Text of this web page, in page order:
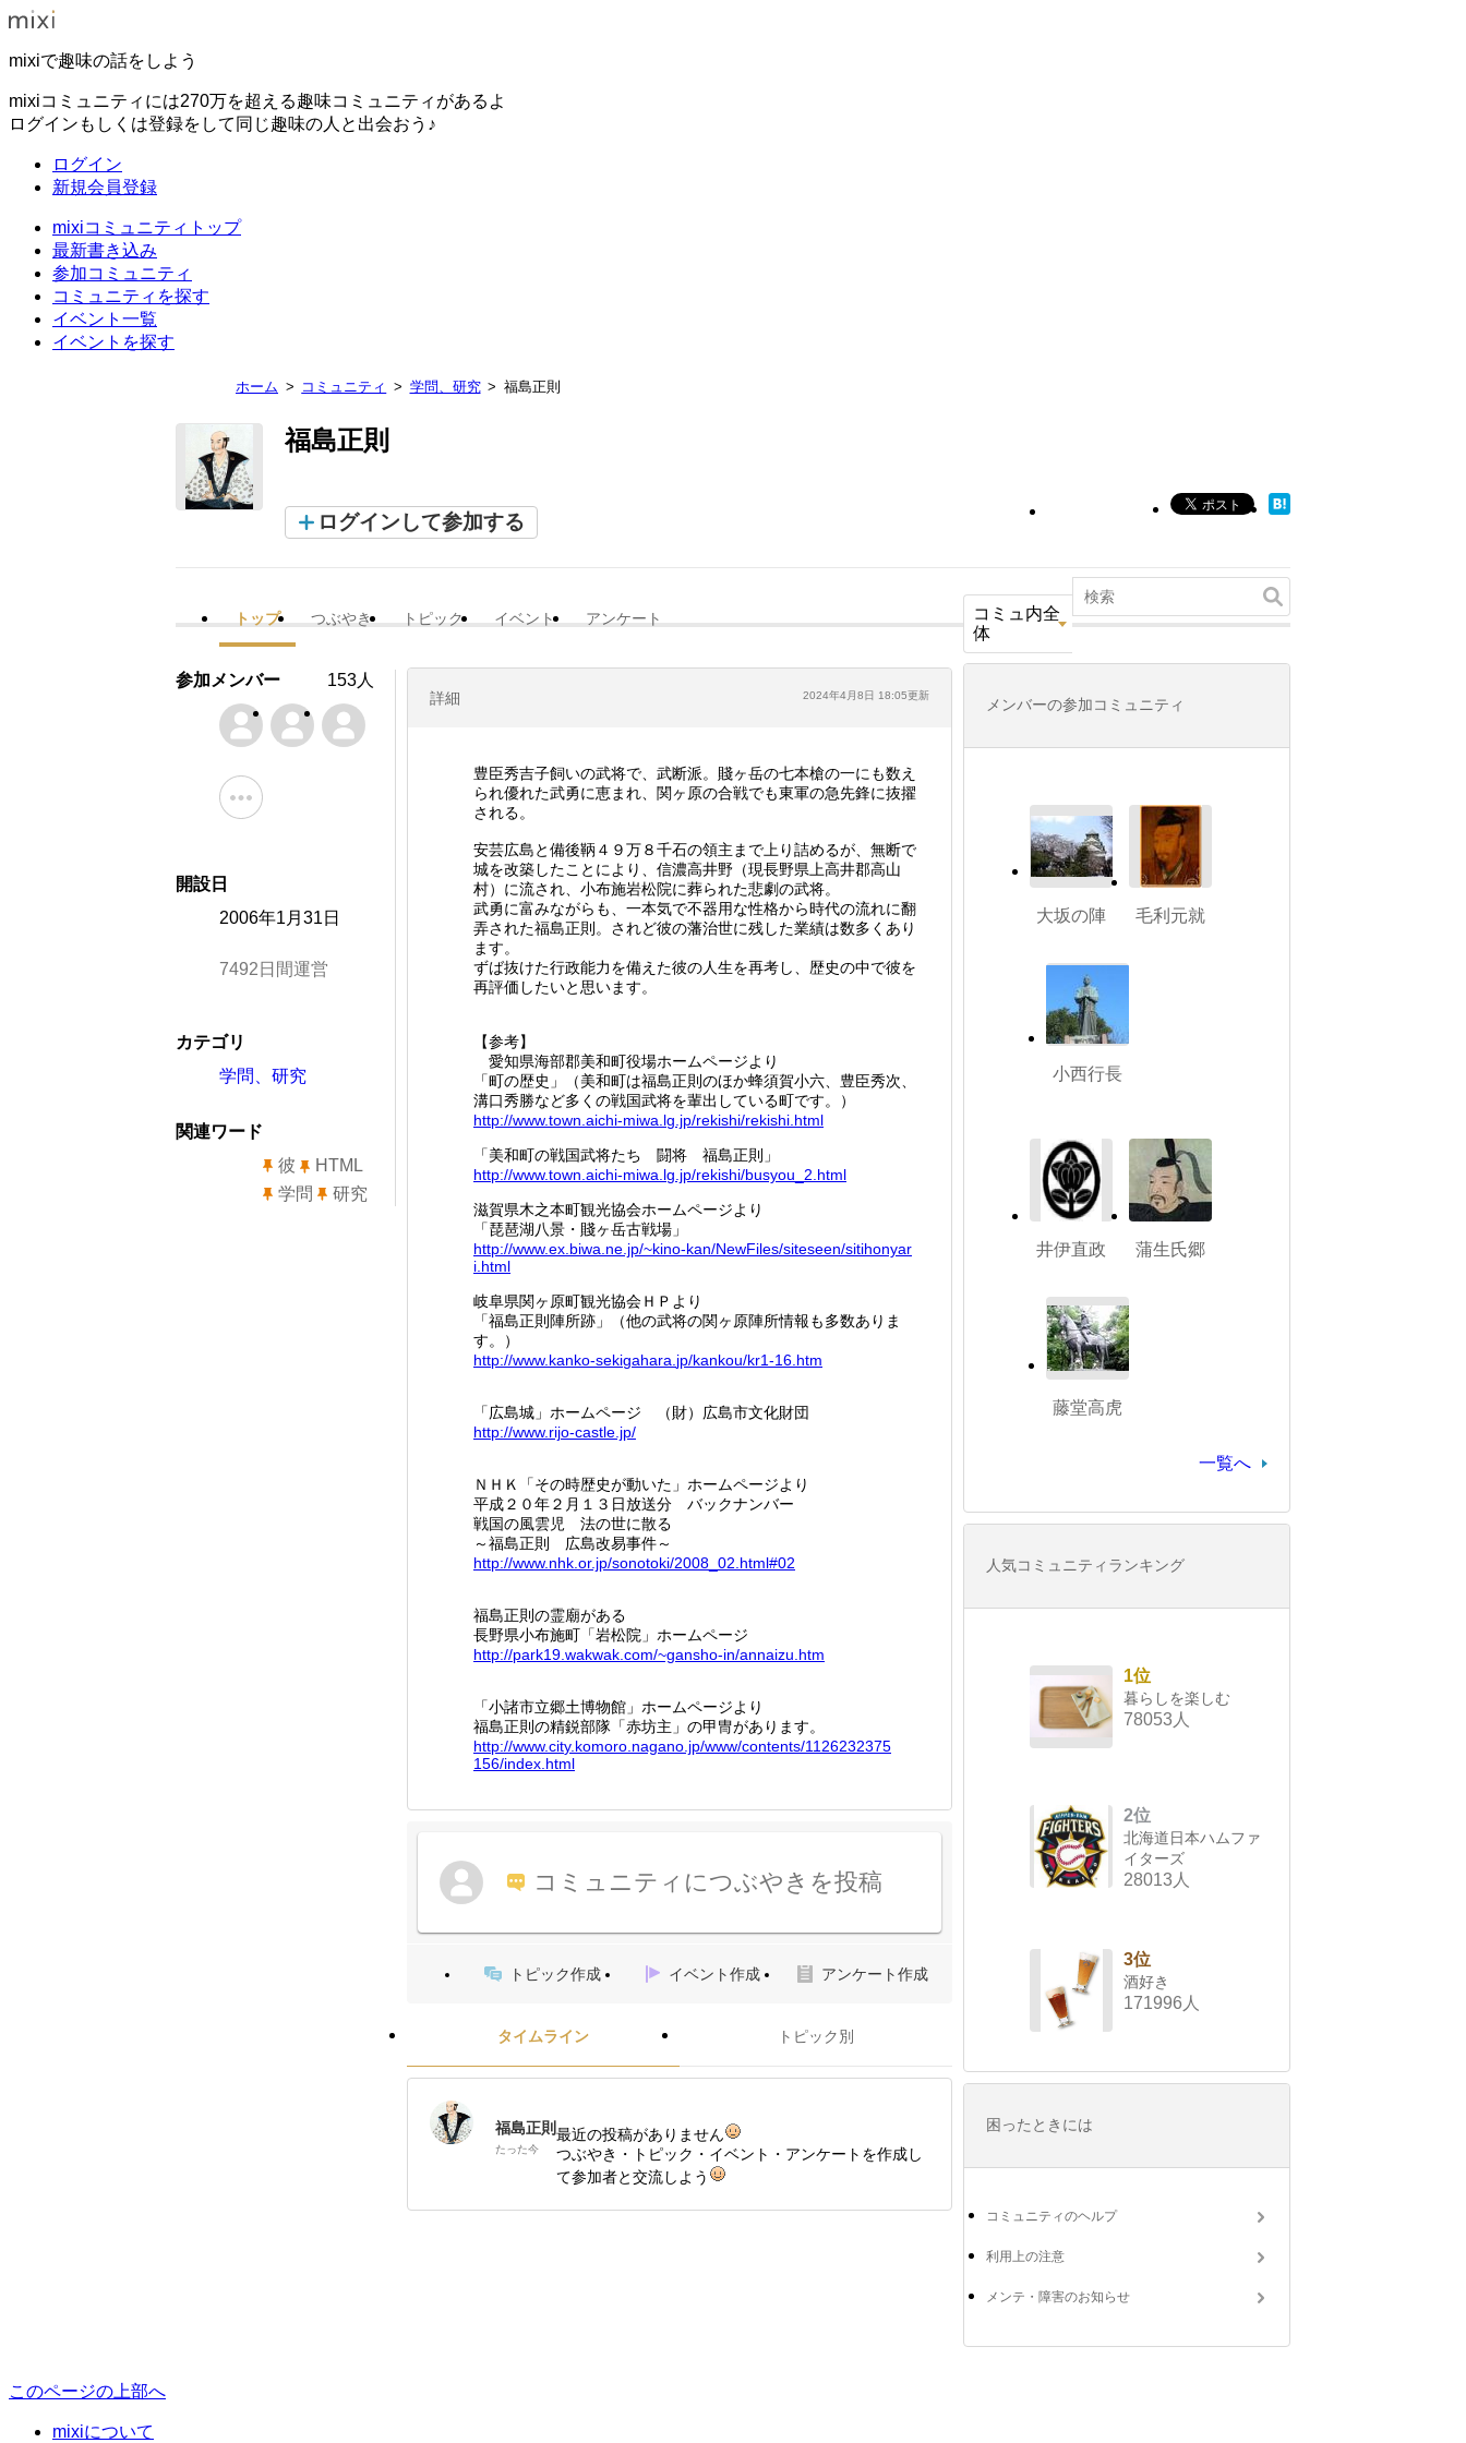
mixiで趣味の話をしよう
mixiコミュニティには270万を超える趣味コミュニティがあるよ
ログインもしくは登録をして同じ趣味の人と出会おう♪
ログイン
新規会員登録
mixiコミュニティトップ
最新書き込み
参加コミュニティ
コミュニティを探す
イベント一覧
イベントを探す
ホーム コミュニティ 学問、研究 福島正則
福島正則
ログインして参加する
トップ つぶやき トピック イベント アンケート
コミュ内全
体
詳細 2024年4月8日 18:05更新
豊臣秀吉子飼いの武将で、武断派。賤ヶ岳の七本槍の一にも数え
られ優れた武勇に恵まれ、関ヶ原の合戦でも東軍の急先鋒に抜擢
される。
安芸広島と備後鞆４９万８千石の領主まで上り詰めるが、無断で
城を改築したことにより、信濃高井野（現長野県上高井郡高山
村）に流され、小布施岩松院に葬られた悲劇の武将。
武勇に富みながらも、一本気で不器用な性格から時代の流れに翻
弄された福島正則。されど彼の藩治世に残した業績は数多くあり
ます。
ずば抜けた行政能力を備えた彼の人生を再考し、歴史の中で彼を
再評価したいと思います。
【参考】
愛知県海部郡美和町役場ホームページより
「町の歴史」（美和町は福島正則のほか蜂須賀小六、豊臣秀次、
溝口秀勝など多くの戦国武将を輩出している町です。）
http://www.town.aichi-miwa.lg.jp/rekishi/rekishi. html
「美和町の戦国武将たち 闘将 福島正則」
http://www.town.aichi-miwa.lg.jp/rekishi/busyou_2 .html
滋賀県木之本町観光協会ホームページより
「琵琶湖八景・賤ヶ岳古戦場」
http://www.ex. biwa.ne .jp/~kino-kan/NewFiles/siteseen/sitihonyar
i.html
岐阜県関ヶ原町観光協会ＨＰより
「福島正則陣所跡」（他の武将の関ヶ原陣所情報も多数ありま
す。）
http://www.kanko-sekigahara. jp/kankou/kr1-16.htm
「広島城」ホームページ （財）広島市文化財団
http://www.rijo-castle.jp/
ＮＨＫ「その時歴史が動いた」ホームページより
平成２０年２月１３日放送分 バックナンバー
戦国の風雲児 法の世に散る
～福島正則 広島改易事件～
http://www.nhk .or.jp/sonotoki/2008_ 02.html#02
福島正則の霊廟がある
長野県小布施町「岩松院」ホームページ
http://park19. wakwak. com/~gansho-in/annaizu.htm
「小諸市立郷土博物館」ホームページより
福島正則の精鋭部隊「赤坊主」の甲冑があります。
http://www.city.komoro.nagano.jp/www/contents/1126232375
156/index.html
コミュニティにつぶやきを投稿
トピック作成 イベント作成 アンケート作成
タイムライン トピック別
福島正則
たった今
最近の投稿がありません
つぶやき・トピック・イベント・アンケートを作成し
て参加者と交流しよう
参加メンバー 153人
開設日
2006年1月31日
7492日間運営
カテゴリ
学問、研究
関連ワード
彼
HTML
学問
研究
メンバーの参加コミュニティ
大坂の陣 毛利元就
小西行長
井伊直政 蒲生氏郷
藤堂高虎
一覧へ
人気コミュニティランキング
1位
暮らしを楽しむ
78053人
2位
北海道日本ハムファ
イターズ
28013人
3位
酒好き
171996人
困ったときには
コミュニティのヘルプ
利用上の注意
メンテ・障害のお知らせ
このページの上部へ
mixiについて